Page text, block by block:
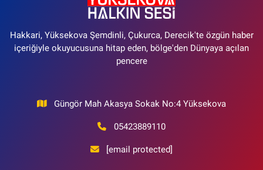
Hakkari, Yüksekova Şemdinli, Çukurca, Derecik'te özgün haber
içeriğiyle okuyucusuna hitap eden, bölge'den Dünyaya açılan
pencere
Güngör Mah Akasya Sokak No:4 Yüksekova
05423889110
[email protected]